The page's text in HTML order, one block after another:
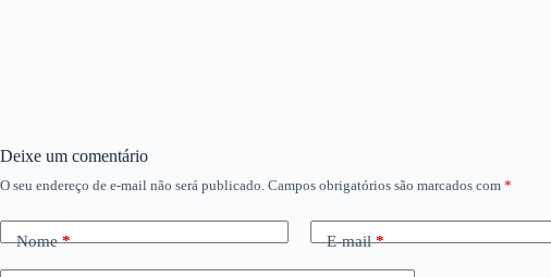
Deixe um comentário
O seu endereço de e-mail não será publicado. Campos obrigatórios são marcados com *
Nome* E-mail*